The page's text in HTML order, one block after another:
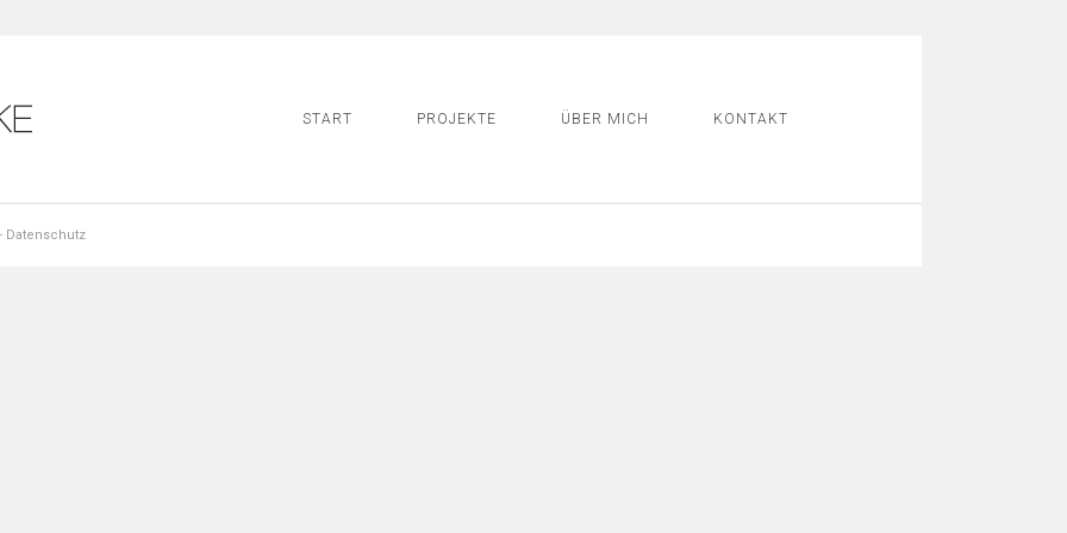
START PROJEKTE ÜBER MICH KONTAKT
Datenschutz